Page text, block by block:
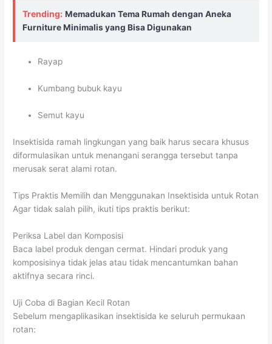
Trending: Memadukan Tema Rumah dengan Aneka
Furniture Minimalis yang Bisa Digunakan
Rayap
Kumbang bubuk kayu
Semut kayu
Insektisida ramah lingkungan yang baik harus secara khusus
diformulasikan untuk menangani serangga tersebut tanpa
merusak serat alami rotan.
Tips Praktis Memilih dan Menggunakan Insektisida untuk Rotan
Agar tidak salah pilih, ikuti tips praktis berikut:
Periksa Label dan Komposisi
Baca label produk dengan cermat. Hindari produk yang
komposisinya tidak jelas atau tidak mencantumkan bahan
aktifnya secara rinci.
Uji Coba di Bagian Kecil Rotan
Sebelum mengaplikasikan insektisida ke seluruh permukaan
rotan: